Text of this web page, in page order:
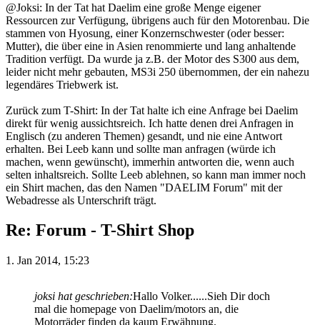
@Joksi: In der Tat hat Daelim eine große Menge eigener
Ressourcen zur Verfügung, übrigens auch für den Motorenbau. Die
stammen von Hyosung, einer Konzernschwester (oder besser:
Mutter), die über eine in Asien renommierte und lang anhaltende
Tradition verfügt. Da wurde ja z.B. der Motor des S300 aus dem,
leider nicht mehr gebauten, MS3i 250 übernommen, der ein nahezu
legendäres Triebwerk ist.
Zurück zum T-Shirt: In der Tat halte ich eine Anfrage bei Daelim
direkt für wenig aussichtsreich. Ich hatte denen drei Anfragen in
Englisch (zu anderen Themen) gesandt, und nie eine Antwort
erhalten. Bei Leeb kann und sollte man anfragen (würde ich
machen, wenn gewünscht), immerhin antworten die, wenn auch
selten inhaltsreich. Sollte Leeb ablehnen, so kann man immer noch
ein Shirt machen, das den Namen "DAELIM Forum" mit der
Webadresse als Unterschrift trägt.
Re: Forum - T-Shirt Shop
1. Jan 2014, 15:23
joksi hat geschrieben:Hallo Volker......Sieh Dir doch
mal die homepage von Daelim/motors an, die
Motorräder finden da kaum Erwähnung.